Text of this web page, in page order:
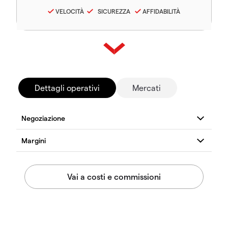
VELOCITÀ SICUREZZA AFFIDABILITÀ
Dettagli operativi Mercati